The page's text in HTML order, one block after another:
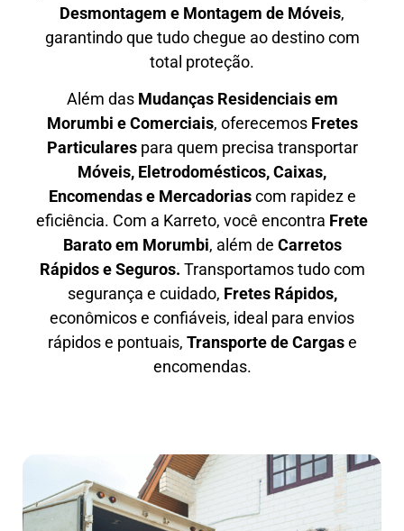
Desmontagem e Montagem de Móveis,
garantindo que tudo chegue ao destino com
total proteção.
Além das Mudanças Residenciais em
Morumbi e Comerciais, oferecemos Fretes
Particularespara quem precisa transportar
Móveis, Eletrodomésticos, Caixas,
Encomendas e Mercadoriascom rapidez e
eficiência. Com a Karreto, você encontra Frete
Barato em Morumbi, além de Carretos
Rápidos e Seguros. Transportamos tudo com
segurança e cuidado, Fretes Rápidos,
econômicos e confiáveis, ideal para envios
rápidos e pontuais, Transporte de Cargase
encomendas.